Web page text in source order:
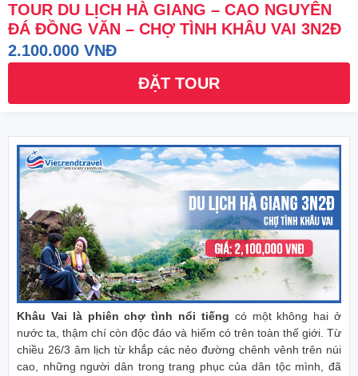
TOUR DU LỊCH HÀ GIANG – CAO NGUYÊN
ĐÁ ĐỒNG VĂN – CHỢ TÌNH KHÂU VAI 3N2Đ
2.100.000 VNĐ
ĐẶT TOUR
Khâu Vai là phiên chợ tình nổi tiếng có một không hai ở
nước ta, thậm chí còn độc đáo và hiếm có trên toàn thế giới. Từ
chiều 26/3 âm lịch từ khắp các nẻo đường chênh vênh trên núi
cao, những người dân trong trang phục của dân tộc mình, đã